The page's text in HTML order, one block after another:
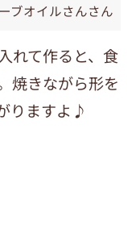
ブオイルさんさん
れて作ると、食
焼きながら形を
りますよ♪